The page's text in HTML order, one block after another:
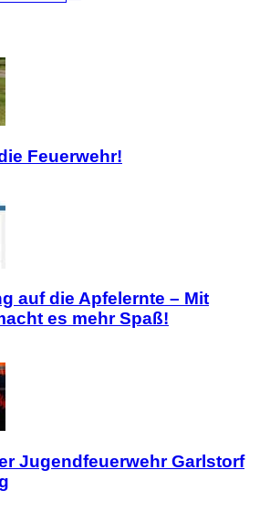
Feuerwehr!
auf die Apfelernte – Mit
es mehr Spaß!
Jugendfeuerwehr Garlstorf